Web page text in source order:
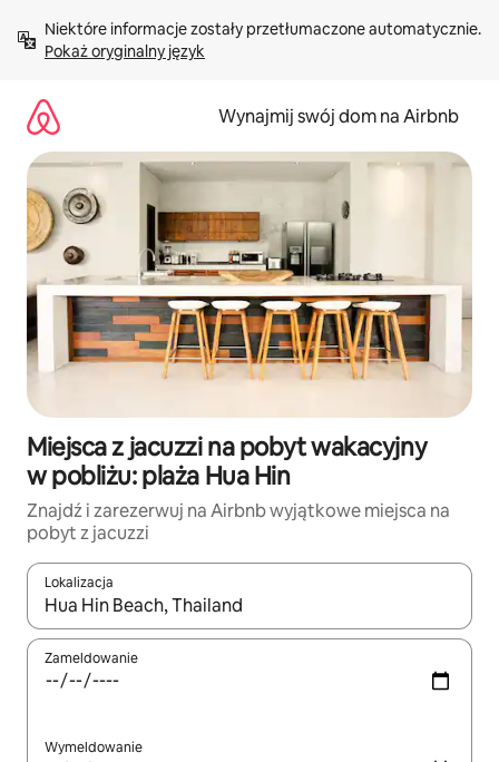
treści Pokaż oryginalny język
Wynajmij swój dom na Airbnb
Miejsca z jacuzzi na pobyt wakacyjny
w pobliżu: plaża Hua Hin
Znajdź i zarezerwuj na Airbnb wyjątkowe miejsca na
pobyt z jacuzzi
Lokalizacja
Gdy wyniki będą dostępne, możesz poruszać się po nich za
Zameldowanie
Wymeldowanie